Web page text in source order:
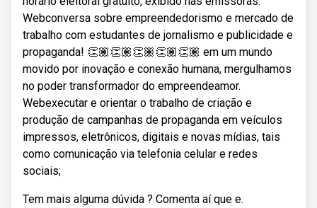
Webconversa sobre empreendedorismo e mercado de
trabalho com estudantes de jornalismo e publicidade e
propaganda! 👏🏽👏🏽👏🏽👏🏽👏🏽 em um mundo
movido por inovação e conexão humana, mergulhamos
no poder transformador do empreendeamor.
Webexecutar e orientar o trabalho de criação e
produção de campanhas de propaganda em veículos
impressos, eletrônicos, digitais e novas mídias, tais
como comunicação via telefonia celular e redes
sociais;
Tem mais alguma dúvida ? Comenta aí que e.